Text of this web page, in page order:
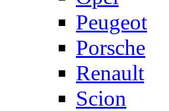
Peugeot
Porsche
Renault
Scion